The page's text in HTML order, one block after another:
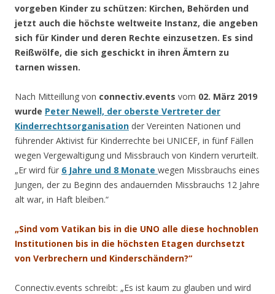
vorgeben Kinder zu schützen: Kirchen, Behörden und
jetzt auch die höchste weltweite Instanz, die angeben
sich für Kinder und deren Rechte einzusetzen. Es sind
Reißwölfe, die sich geschickt in ihren Ämtern zu
tarnen wissen.
Nach Mitteillung von connectiv.events vom 02. März 2019
wurde Peter Newell, der oberste Vertreter der
Kinderrechtsorganisation der Vereinten Nationen und
führender Aktivist für Kinderrechte bei UNICEF, in fünf Fällen
wegen Vergewaltigung und Missbrauch von Kindern verurteilt.
„Er wird für 6 Jahre und 8 Monate wegen Missbrauchs eines
Jungen, der zu Beginn des andauernden Missbrauchs 12 Jahre
alt war, in Haft bleiben.“
„Sind vom Vatikan bis in die UNO alle diese hochnoblen
Institutionen bis in die höchsten Etagen durchsetzt
von Verbrechern und Kinderschändern?“
Connectiv.events schreibt: „Es ist kaum zu glauben und wird